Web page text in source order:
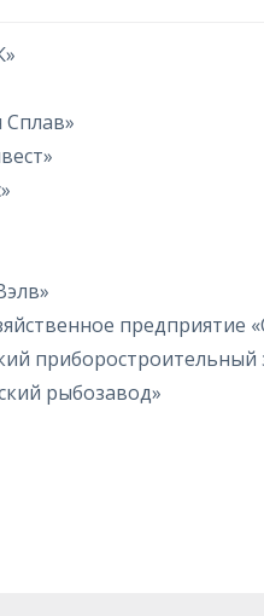
предприятие
приборостроительный
рыбозавод»